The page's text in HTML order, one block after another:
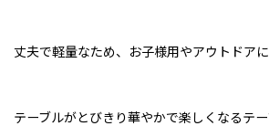
丈夫で軽量なため、お子様用やアウトドアに
テーブルがとびきり華やかで楽しくなるテー